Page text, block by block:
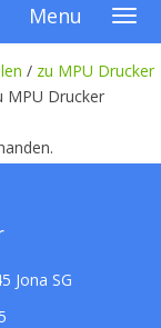
Menu
/ zu MPU Drucker
MPU Drucker
Jona SG